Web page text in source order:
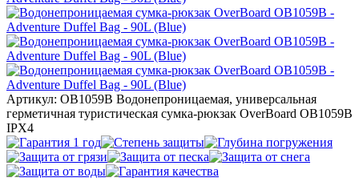
Артикул: OB1059B Водонепроницаемая, универсальная
герметичная туристическая сумка-рюкзак OverBoard OB1059B
IPX4